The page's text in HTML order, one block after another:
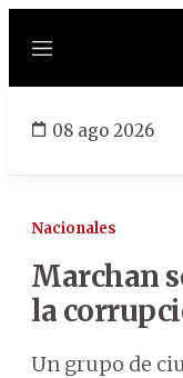
Menú
08 ago 2026
Nacionales
Marchan
la
Un grupo de